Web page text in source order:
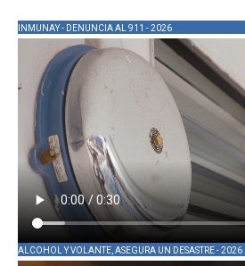
INMUNAY - DENUNCIA AL 911 - 2026
ALCOHOL Y VOLANTE, ASEGURA UN DESASTRE - 2026